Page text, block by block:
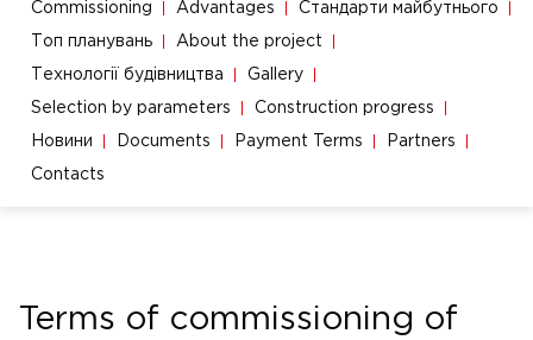
Commissioning Advantages Стандарти майбутнього
Топ планувань About the project
Технології будівництва Gallery
Selection by parameters Construction progress
Новини Documents Payment Terms Partners
Contacts
Terms of commissioning of